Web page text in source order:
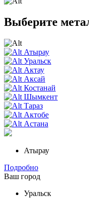
Выберите
Атырау
Уральск
Актау
Аксай
Костанай
Шымкент
Тараз
Актобе
Астана
Атырау
Подробно
Ваш город
Уральск